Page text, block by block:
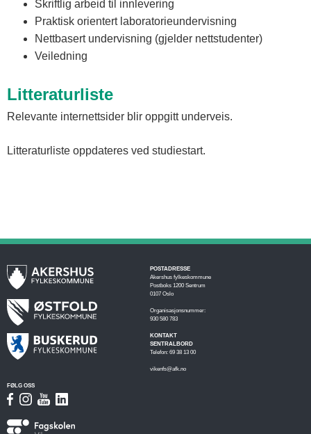
Skriftlig arbeid til innlevering
Praktisk orientert laboratorieundervisning
Nettbasert undervisning (gjelder nettstudenter)
Veiledning
Litteraturliste
Relevante internettsider blir oppgitt underveis.
Litteraturliste oppdateres ved studiestart.
POSTADRESSE
Akershus fylkeskommune
Postboks 1200 Sentrum
0107 Oslo
Organisasjonsnummer:
930 580 783
KONTAKT
SENTRALBORD
Telefon: 69 38 13 00
vikenfs@afk.no
FØLG OSS